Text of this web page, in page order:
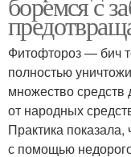
Фитофтороз — бич
полностью
множество средств
от народных
Практика
с помощью